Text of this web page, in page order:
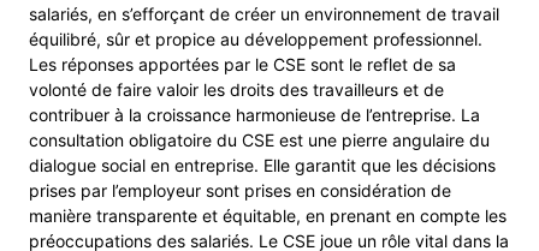
salariés, en s’efforçant de créer un environnement de travail
équilibré, sûr et propice au développement professionnel.
Les réponses apportées par le CSE sont le reflet de sa
volonté de faire valoir les droits des travailleurs et de
contribuer à la croissance harmonieuse de l’entreprise. La
consultation obligatoire du CSE est une pierre angulaire du
dialogue social en entreprise. Elle garantit que les décisions
prises par l’employeur sont prises en considération de
manière transparente et équitable, en prenant en compte les
préoccupations des salariés. Le CSE joue un rôle vital dans la